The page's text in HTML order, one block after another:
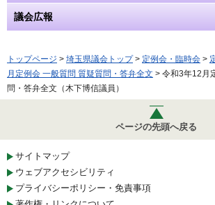
議会広報
トップページ > 埼玉県議会トップ> 定例会・臨時会 >
月定例会 一般質問 質疑質問・答弁全文 > 令和3年12月
問・答弁全文（木下博信議員）
ページの先頭へ戻る
サイトマップ
ウェブアクセシビリティ
プライバシーポリシー・免責事項